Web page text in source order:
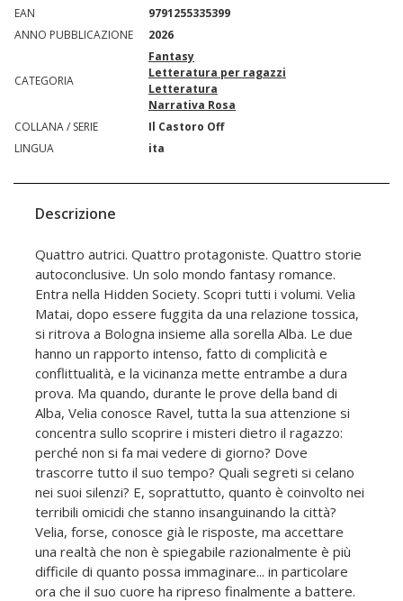
EAN
9791255335399
ANNO PUBBLICAZIONE
2026
CATEGORIA
Fantasy
Letteratura per ragazzi
Letteratura
Narrativa Rosa
COLLANA / SERIE
Il Castoro Off
LINGUA
ita
Descrizione
Quattro autrici. Quattro protagoniste. Quattro storie
autoconclusive. Un solo mondo fantasy romance.
Entra nella Hidden Society. Scopri tutti i volumi. Velia
Matai, dopo essere fuggita da una relazione tossica,
si ritrova a Bologna insieme alla sorella Alba. Le due
hanno un rapporto intenso, fatto di complicità e
conflittualità, e la vicinanza mette entrambe a dura
prova. Ma quando, durante le prove della band di
Alba, Velia conosce Ravel, tutta la sua attenzione si
concentra sullo scoprire i misteri dietro il ragazzo:
perché non si fa mai vedere di giorno? Dove
trascorre tutto il suo tempo? Quali segreti si celano
nei suoi silenzi? E, soprattutto, quanto è coinvolto nei
terribili omicidi che stanno insanguinando la città?
Velia, forse, conosce già le risposte, ma accettare
una realtà che non è spiegabile razionalmente è più
difficile di quanto possa immaginare... in particolare
ora che il suo cuore ha ripreso finalmente a battere.